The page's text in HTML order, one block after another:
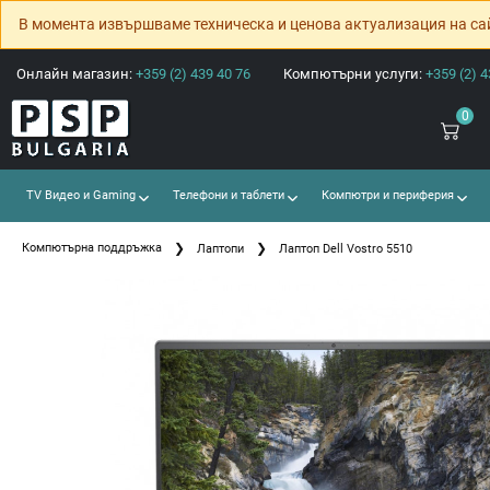
В момента извършваме техническа и ценова актуализация на
Онлайн магазин: +359 (2) 439 40 76 Компютърни услуги: +359 (2)
0
TV Видео и Gaming Телефони и таблети Компютри и периферия
Компютърна поддръжка Лаптопи Лаптоп Dell Vostro 5510